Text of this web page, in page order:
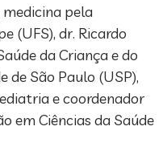
pela
(UFS), dr. Ricardo
da Criança e do
de São Paulo (USP),
e coordenador
em Ciências da Saúde